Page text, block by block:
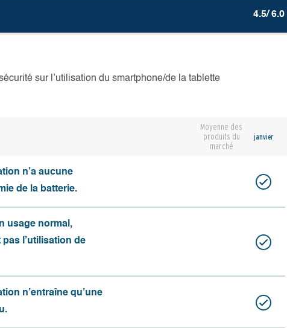
4.5/ 6.0
sur l’utilisation du smartphone/de la tablette
Moyenne des
produits du
marché
janvier
n’a aucune
de la batterie.
usage normal,
pas l’utilisation de
n’entraîne qu’une